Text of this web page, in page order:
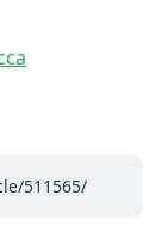
511565/